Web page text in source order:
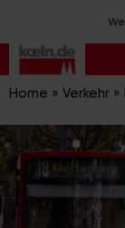
Inhalt
springen
Home » Verkehr »